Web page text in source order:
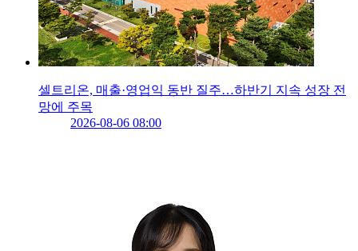
셀트리온, 매출·영업익 동반 질주…하반기 지속 성장 전
망에 주목
2026-08-06 08:00